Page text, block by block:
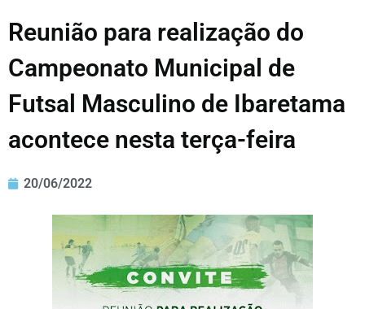
Reunião para realização do
Campeonato Municipal de
Futsal Masculino de Ibaretama
acontece nesta terça-feira
20/06/2022